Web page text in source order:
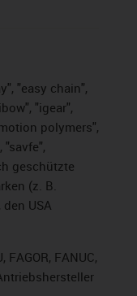
"easy chain",
"igear",
polymers",
"savfe",
geschützte
(z. B.
USA
FANUC,